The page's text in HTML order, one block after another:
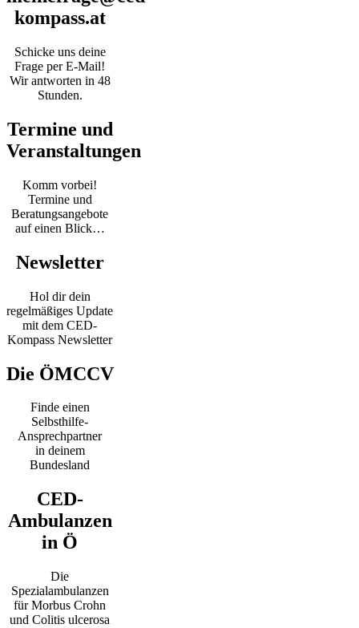
kompass.at
Schicke uns deine
Frage per E-Mail!
Wir antworten in 48
Stunden.
Termine und
Veranstaltungen
Komm vorbei!
Termine und
Beratungsangebote
auf einen Blick…
Newsletter
Hol dir dein
regelmäßiges Update
mit dem CED-
Kompass Newsletter
Die ÖMCCV
Finde einen
Selbsthilfe-
Ansprechpartner
in deinem
Bundesland
CED-
Ambulanzen
in Ö
Die
Spezialambulanzen
für Morbus Crohn
und Colitis ulcerosa